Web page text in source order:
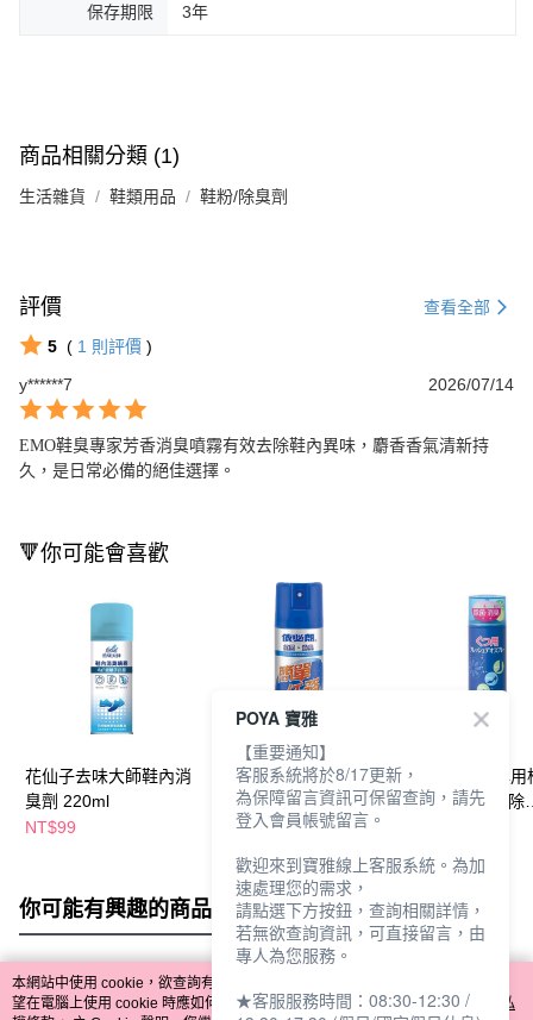
保存期限 3年
商品相關分類 (1)
生活雜貨 鞋類用品 鞋粉/除臭劑
評價 查看全部
5 ( 1 則評價 )
y******7
2026/07/14
EMO鞋臭專家芳香消臭噴霧有效去除鞋內異味，麝香香氣清新持
久，是日常必備的絕佳選擇。
🔻你可能會喜歡
花仙子去味大師鞋內消
臭劑 220ml
NT$99
依必朗簡單任務鞋內除
臭劑220ml
NT$89
Simplity鞋靴專用
除臭噴霧(清爽除
你可能有興趣的商品 全站排行
熱門標籤
本網站中使用 cookie，欲查詢有關本網站使用 cookie 方式之詳情，及若您不希
望在電腦上使用 cookie 時應如何變更電腦的 cookie 設定，請參閱本網站「
隱私
POYA 寶雅
【重要通知】
客服系統將於8/17更新，
為保障留言資訊可保留查詢，請先
登入會員帳號留言。
歡迎來到寶雅線上客服系統。為加
速處理您的需求，
請點選下方按鈕，查詢相關詳情，
若無欲查詢資訊，可直接留言，由
專人為您服務。
★客服服務時間：08:30-12:30 /